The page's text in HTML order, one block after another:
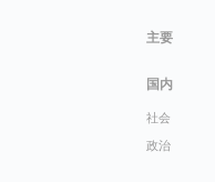
主要
国内
社会
政治